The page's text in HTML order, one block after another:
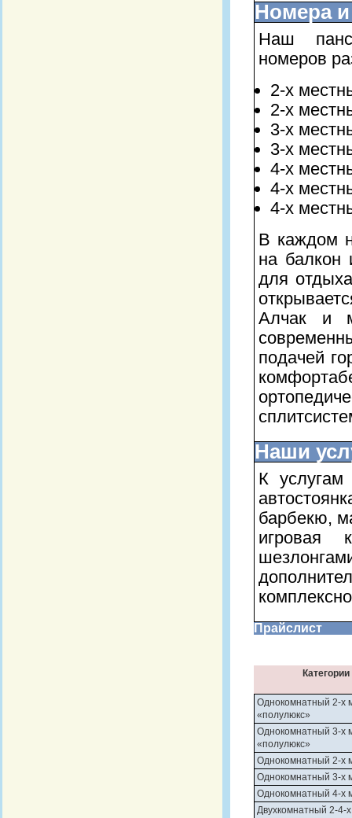
Номера
Наш
номеров
2-х
2-х
3-х
3-х
4-х
4-х
4-х
В каждом
на балкон
для
Алчак и
подачей
Наши
К услугам
барбекю,
игровая
Прайслист
Однокомнатный 2-х
«полулюкс»
Однокомнатный 3-х
«полулюкс»
Однокомнатный 2-х
Однокомнатный 3-х
Однокомнатный 4-х
Двухкомнатный 2-4-